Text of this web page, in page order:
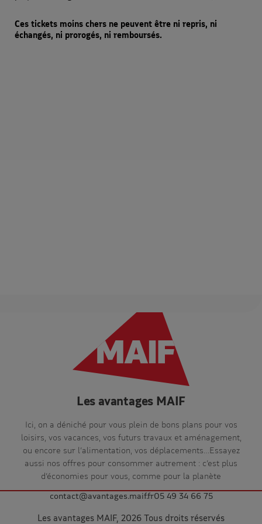
Ces tickets moins chers ne peuvent être ni repris, ni
échangés, ni prorogés, ni remboursés.
Les avantages MAIF
Ici, on a déniché pour vous plein de bons plans pour vos
loisirs, vos vacances, vos futurs travaux et aménagement,
ou encore sur l’alimentation, vos déplacements…Essayez
aussi nos offres pour consommer autrement : c’est plus
d’économies pour vous, comme pour la planète
contact@avantages.maif.fr05 49 34 66 75
Les avantages MAIF, 2026 Tous droits réservés